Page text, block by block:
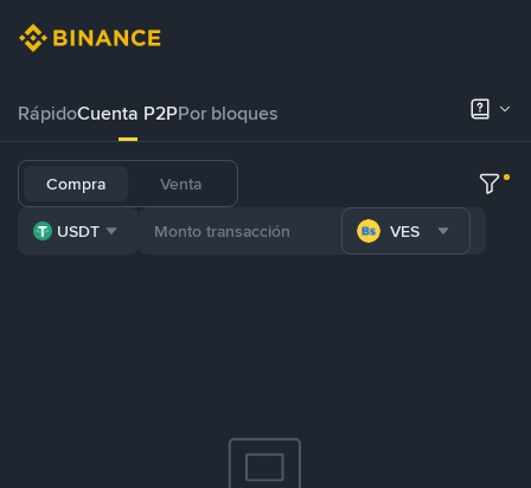
RápidoCuenta P2PPor bloques
Compra Venta
USDT VES